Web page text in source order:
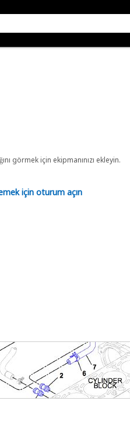
görmek için ekipmanınızı ekleyin.
için oturum açın